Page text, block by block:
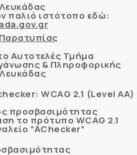
παλιό ιστότοπο εδώ:
Αυτοτελές Τμήμα
& Πληροφορικής
προσβασιμότητας
το πρότυπο WCAG 2.1
“AChecker”